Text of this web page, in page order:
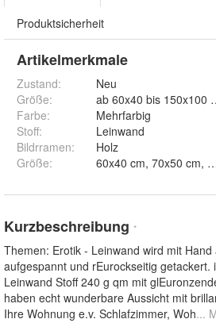
Produktsicherheit
Artikelmerkmale
Zustand:
Neu
Größe:
ab 60x40 bis 150x100
Farbe:
Mehrfarbig
Stoff:
Leinwand
Bildrramen:
Holz
Größe:
Kurzbeschreibung *
Themen: Erotik - Leinwand wird mit
aufgespannt und rEurockseitig getackert.
Leinwand Stoff 240 g qm mit
haben echt wunderbare Aussicht mit
Ihre Wohnung e.v. Schlafzimmer, Woh...